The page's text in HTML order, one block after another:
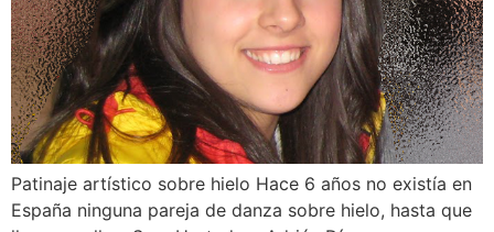
Patinaje artístico sobre hielo Hace 6 años no existía en
España ninguna pareja de danza sobre hielo, hasta que